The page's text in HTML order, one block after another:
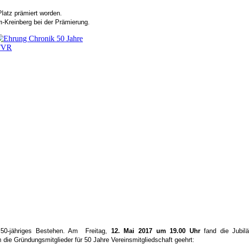
prämiert worden.
bei der Prämierung.
jähriges Bestehen. Am Freitag, 12. Mai 2017 um 19.00 Uhrfand die
Gründungsmitglieder für 50 Jahre Vereinsmitgliedschaft geehrt: